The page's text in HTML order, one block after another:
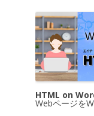
HTML on
Webページを